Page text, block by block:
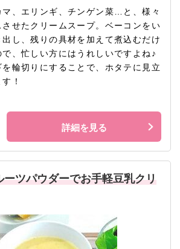
、エリンギ、チンゲン菜…と、様々
せたクリームスープ。ベーコンをい
し、残りの具材を加えて煮込むだけ
、忙しい方にはうれしいですよね♪
輪切りにすることで、ホタテに見立
！
詳細を見る
ーツパウダーでお手軽豆乳クリ